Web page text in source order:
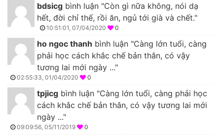
bdsicg bình luận "Còn gì nữa không, nói dạ
hết, đời chỉ thế, rồi ăn, ngủ tới già và chết."
10:51:01, 07/04/2020 0
ho ngoc thanh bình luận "Càng lớn tuổi, càng
phải học cách khắc chế bản thân, có vậy
tương lai mới ngày ..."
02:55:33, 01/04/2020 0
tpjicg bình luận "Càng lớn tuổi, càng phải học
cách khắc chế bản thân, có vậy tương lai mới
ngày ..."
09:09:56, 05/11/2019 0